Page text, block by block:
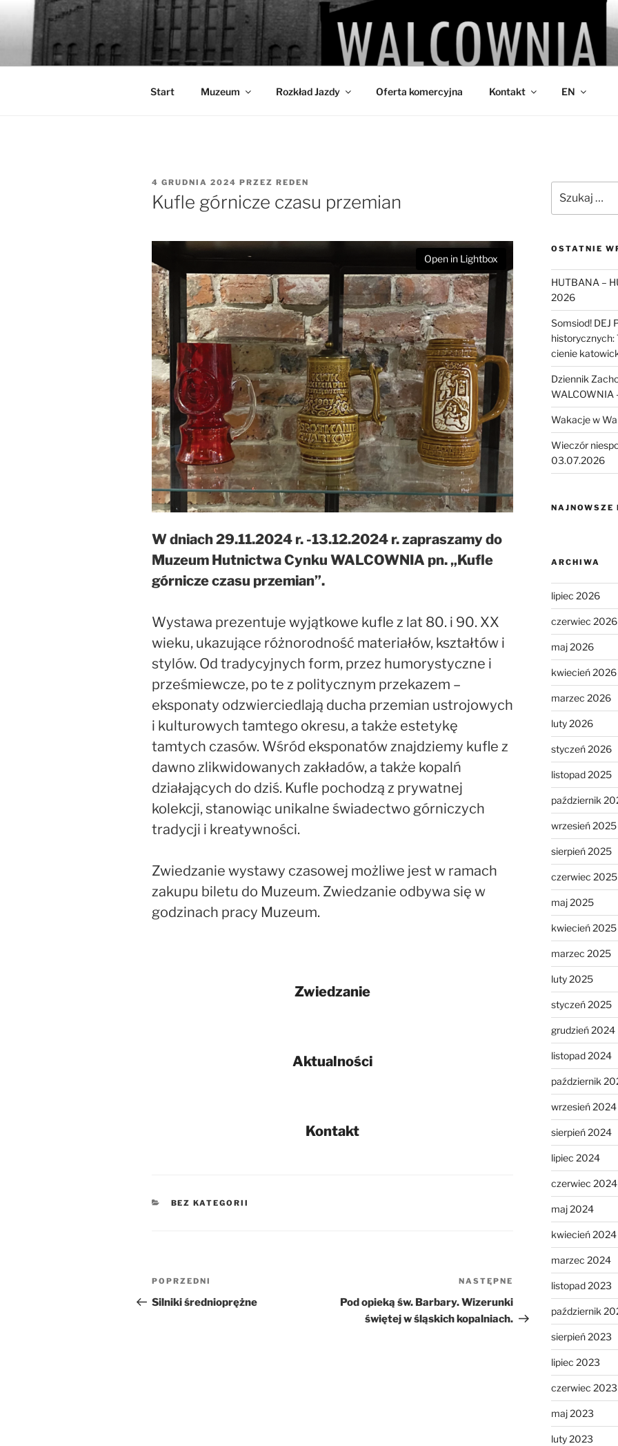
Przejdź
WALCOWNIA
Muzeum Hutnictwa Cynku
Start Muzeum Rozkład Jazdy Oferta komercyjna Kontakt EN
OPUBLIKOWANE
W
4 GRUDNIA 2024 PRZEZ REDEN
Kufle górnicze czasu przemian
Open in Lightbox
W dniach 29.11.2024 r. -13.12.2024 r. zapraszamy do
Muzeum Hutnictwa Cynku WALCOWNIA pn. „Kufle
górnicze czasu przemian”.
Wystawa prezentuje wyjątkowe kufle z lat 80. i 90. XX
wieku, ukazujące różnorodność materiałów, kształtów i
stylów. Od tradycyjnych form, przez humorystyczne i
prześmiewcze, po te z politycznym przekazem –
eksponaty odzwierciedlają ducha przemian ustrojowych
i kulturowych tamtego okresu, a także estetykę
tamtych czasów. Wśród eksponatów znajdziemy kufle z
dawno zlikwidowanych zakładów, a także kopalń
działających do dziś. Kufle pochodzą z prywatnej
kolekcji, stanowiąc unikalne świadectwo górniczych
tradycji i kreatywności.
Zwiedzanie wystawy czasowej możliwe jest w ramach
zakupu biletu do Muzeum. Zwiedzanie odbywa się w
godzinach pracy Muzeum.
Zwiedzanie
Aktualności
Kontakt
KATEGORIE
BEZ KATEGORII
Nawigacja
wpisu
Poprzedni
wpis
POPRZEDNI
Silniki średnioprężne
Następny
wpis
NASTĘPNE
Pod opieką św. Barbary. Wizerunki
świętej w śląskich kopalniach.
OSTATNIE
HUTBANA –
2026
Somsiod! DEJ
historycznych:
cienie
Dziennik
WALCOWNIA
Wakacje w
Wieczór
03.07.2026
NAJNOWSZE
ARCHIWA
lipiec 2026
czerwiec 2026
maj 2026
kwiecień 2026
marzec 2026
luty 2026
styczeń 2026
listopad 2025
październik
wrzesień 2025
sierpień 2025
czerwiec 2025
maj 2025
kwiecień 2025
marzec 2025
luty 2025
styczeń 2025
grudzień 2024
listopad 2024
październik
wrzesień 2024
sierpień 2024
lipiec 2024
czerwiec 2024
maj 2024
kwiecień 2024
marzec 2024
listopad 2023
październik
sierpień 2023
lipiec 2023
czerwiec 2023
maj 2023
luty 2023